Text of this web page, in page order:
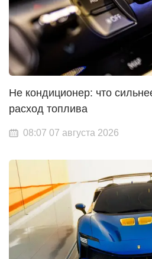
Не кондиционер: что
расход топлива
08:07 07 августа 2026